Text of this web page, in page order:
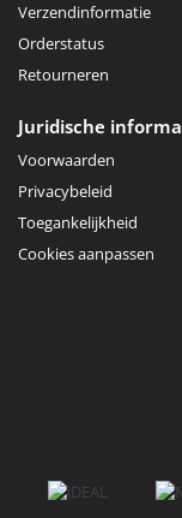
Verzendinformatie
Orderstatus
Retourneren
Juridische
Voorwaarden
Privacybeleid
Toegankelijkheid
Cookies aanpassen